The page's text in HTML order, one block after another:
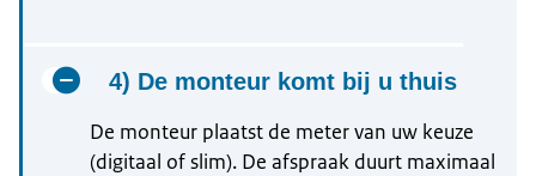
4) De monteur komt bij u thuis
De monteur plaatst de meter van uw keuze
(digitaal of slim). De afspraak duurt maximaal